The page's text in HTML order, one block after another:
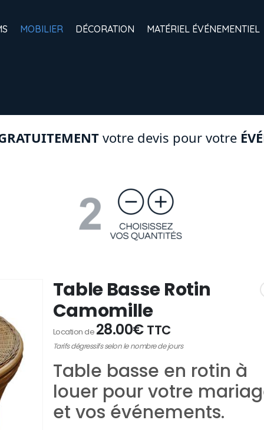
MOBILIER DÉCORATION MATÉRIEL ÉVÉNEMENTIEL
votre devis pour votre
Table Basse Rotin
Camomille
Location de 28.00€ TTC
Tarifs dégressifs selon le nombre de jours
Table basse en rotin à
louer pour votre
et vos événements.